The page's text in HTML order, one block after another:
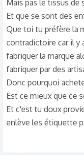
Mais pas le tissus de
Et que se sont des
Que toi tu préfère la
contradictoire car il y
fabriquer la marque
fabriquer par des
Donc pourquoi
Est ce mieux que ce
Et c'est tu doux
enlève les étiquette